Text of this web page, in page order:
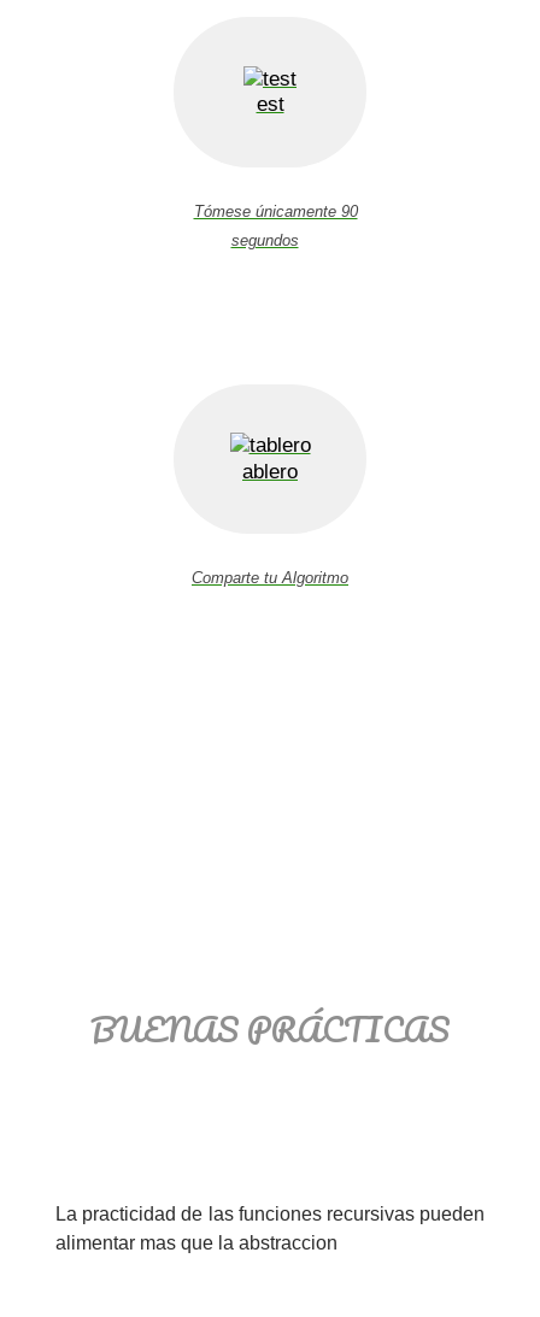
est
Tómese únicamente 90
segundos
ablero
Comparte tu Algoritmo
BUENAS PRÁCTICAS
La practicidad de las funciones recursivas pueden
alimentar mas que la abstraccion